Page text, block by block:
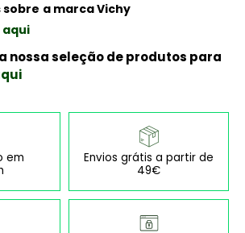
a marca Vichy
aqui
nossa seleção de produtos para
em
Envios grátis a partir de
49€